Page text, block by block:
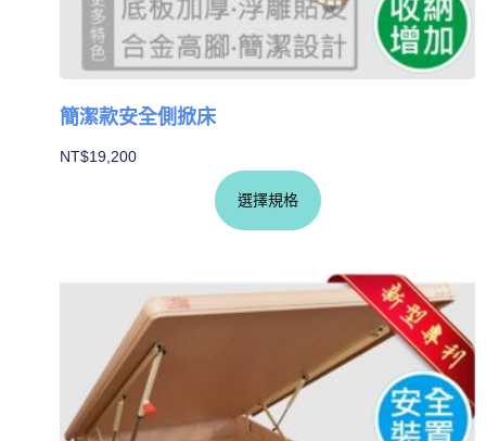
簡潔款安全側掀床
NT$19,200
選擇規格